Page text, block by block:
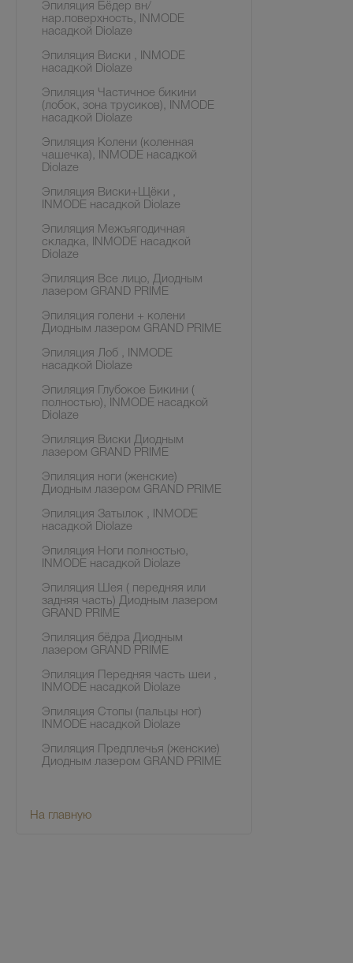
Эпиляция Бёдер вн/
нар.поверхность, INMODE
насадкой Diolaze
Эпиляция Виски , INMODE
насадкой Diolaze
Эпиляция Частичное бикини
(лобок, зона трусиков), INMODE
насадкой Diolaze
Эпиляция Колени (коленная
чашечка), INMODE насадкой
Diolaze
Эпиляция Виски+Щёки ,
INMODE насадкой Diolaze
Эпиляция Межъягодичная
складка, INMODE насадкой
Diolaze
Эпиляция Все лицо, Диодным
лазером GRAND PRIME
Эпиляция голени + колени
Диодным лазером GRAND PRIME
Эпиляция Лоб , INMODE
насадкой Diolaze
Эпиляция Глубокое Бикини (
полностью), INMODE насадкой
Diolaze
Эпиляция Виски Диодным
лазером GRAND PRIME
Эпиляция ноги (женские)
Диодным лазером GRAND PRIME
Эпиляция Затылок , INMODE
насадкой Diolaze
Эпиляция Ноги полностью,
INMODE насадкой Diolaze
Эпиляция Шея ( передняя или
задняя часть) Диодным лазером
GRAND PRIME
Эпиляция бёдра Диодным
лазером GRAND PRIME
Эпиляция Передняя часть шеи ,
INMODE насадкой Diolaze
Эпиляция Стопы (пальцы ног)
INMODE насадкой Diolaze
Эпиляция Предплечья (женские)
Диодным лазером GRAND PRIME
На главную